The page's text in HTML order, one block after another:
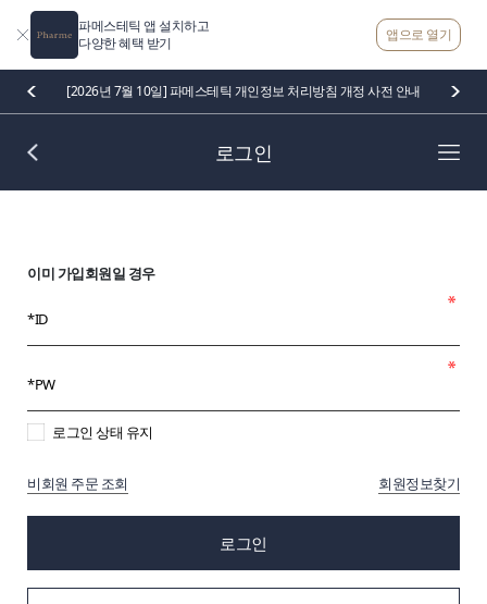
파메스테틱 앱 설치하고
다양한 혜택 받기
앱으로 열기
[2026년 7월 10일] 파메스테틱 개인정보 처리방침 개정 사전 안내
로그인
이미 가입회원일 경우
로그인 상태 유지
비회원 주문 조회 회원정보찾기
로그인